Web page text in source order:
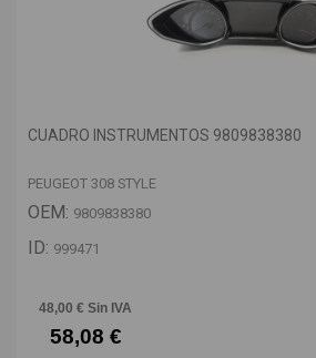
CUADRO INSTRUMENTOS 9809838380
PEUGEOT 308 STYLE
OEM: 9809838380
ID: 999471
48,00 € Sin IVA
58,08 €